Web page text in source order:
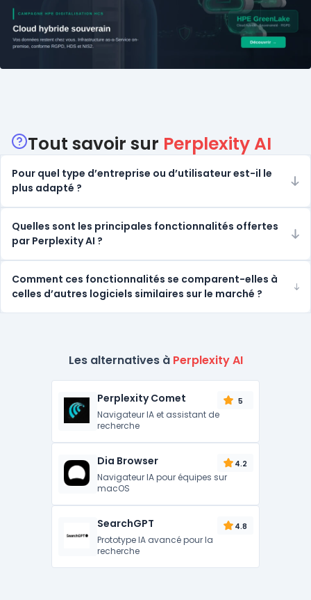
Catégories
Tout savoir sur Perplexity AI
Pour quel type d’entreprise ou d’utilisateur est-il le
plus adapté ?
Quelles sont les principales fonctionnalités offertes
par Perplexity AI ?
Comment ces fonctionnalités se comparent-elles à
celles d’autres logiciels similaires sur le marché ?
Les alternatives à Perplexity AI
Perplexity Comet 5
Navigateur IA et assistant de
recherche
Dia Browser 4.2
Navigateur IA pour équipes sur
macOS
SearchGPT 4.8
Prototype IA avancé pour la
recherche